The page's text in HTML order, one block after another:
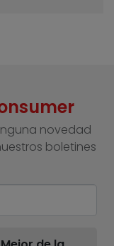
novedad
boletines